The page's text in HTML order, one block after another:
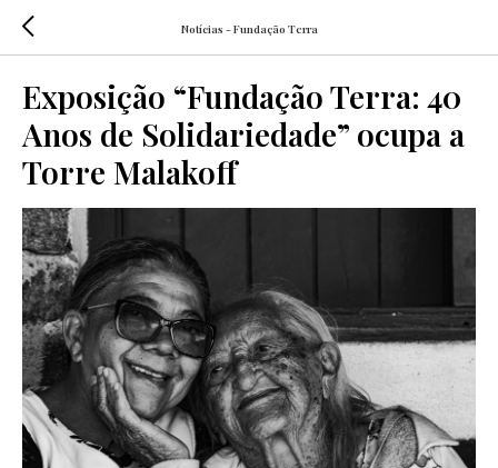
Notícias - Fundação Terra
Exposição “Fundação Terra: 40
Anos de Solidariedade” ocupa a
Torre Malakoff